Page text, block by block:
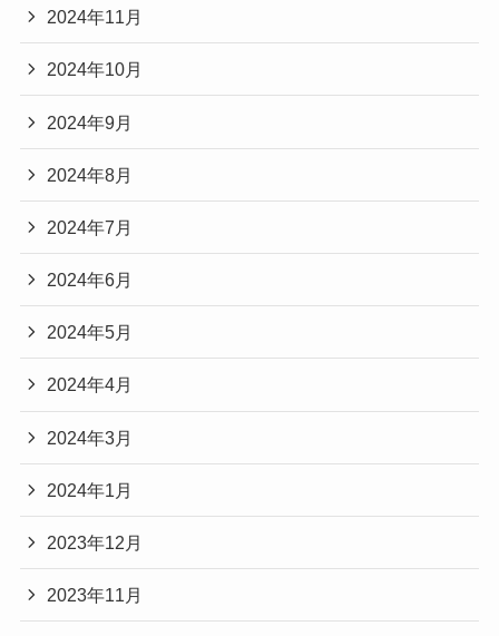
2024年11月
2024年10月
2024年9月
2024年8月
2024年7月
2024年6月
2024年5月
2024年4月
2024年3月
2024年1月
2023年12月
2023年11月